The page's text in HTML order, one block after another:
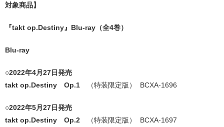
対象商品】
『takt op.Destiny』Blu-ray（全4巻）
Blu-ray
○2022年4月27日発売
takt op.Destiny Op.1
（特装限定版） BCXA-1696
○2022年5月27日発売
takt op.Destiny Op.2
（特装限定版） BCXA-1697